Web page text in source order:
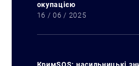
окупацією
16 / 06 / 2025